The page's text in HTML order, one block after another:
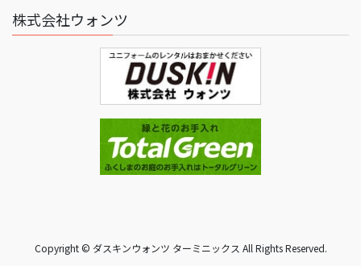
株式会社ウォンツ
Copyright © ダスキンウォンツ ターミニックス All Rights Reserved.